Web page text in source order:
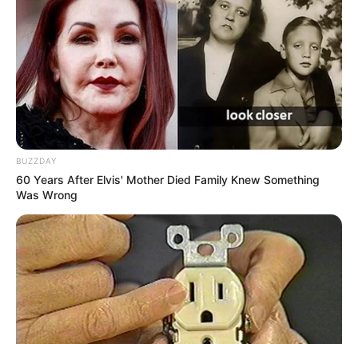
BUZZDAY
60 Years After Elvis' Mother Died Family Knew Something
Was Wrong